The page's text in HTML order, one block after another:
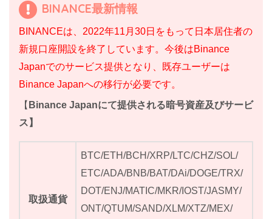
BINANCE最新情報
BINANCEは、2022年11月30日をもって日本居住者の
新規口座開設を終了しています。今後はBinance
Japanでのサービス提供となり、既存ユーザーは
Binance Japanへの移行が必要です。
【 Binance Japanにて提供される暗号資産及びサービ
ス】
取扱通貨
BTC/ETH/BCH/XRP/LTC/CHZ/SOL/
ETC/ADA/BNB/BAT/DAi/DOGE/TRX/
DOT/ENJ/MATIC/MKR/IOST/JASMY/
ONT/QTUM/SAND/XLM/XTZ/MEX/